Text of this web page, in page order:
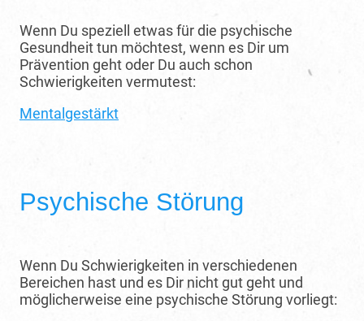
Wenn Du speziell etwas für die psychische
Gesundheit tun möchtest, wenn es Dir um
Prävention geht oder Du auch schon
Schwierigkeiten vermutest:
Mentalgestärkt
Psychische Störung
Wenn Du Schwierigkeiten in verschiedenen
Bereichen hast und es Dir nicht gut geht und
möglicherweise eine psychische Störung vorliegt: